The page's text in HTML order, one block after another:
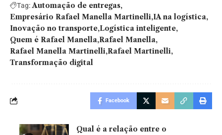
Tag: Automação de entregas
Empresário Rafael Manella Martinelli IA na logística
Inovação no transporte Logística inteligente
Quem é Rafael Manella Rafael Manella
Rafael Manella Martinelli Rafael Martinelli
Transformação digital
Facebook
Qual é a relação entre o